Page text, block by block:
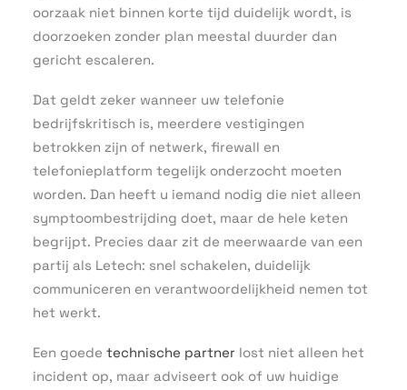
oorzaak niet binnen korte tijd duidelijk wordt, is
doorzoeken zonder plan meestal duurder dan
gericht escaleren.
Dat geldt zeker wanneer uw telefonie
bedrijfskritisch is, meerdere vestigingen
betrokken zijn of netwerk, firewall en
telefonieplatform tegelijk onderzocht moeten
worden. Dan heeft u iemand nodig die niet alleen
symptoombestrijding doet, maar de hele keten
begrijpt. Precies daar zit de meerwaarde van een
partij als Letech: snel schakelen, duidelijk
communiceren en verantwoordelijkheid nemen tot
het werkt.
Een goede technische partner lost niet alleen het
incident op, maar adviseert ook of uw huidige